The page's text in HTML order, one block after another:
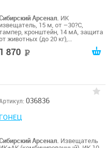
Арсенал. ИК
извещатель, 15 м, от –30?С,
кронштейн, 14 мА, защита
животных (до 20 кг),
тревоги, режим тестовых проходов
1 870
036836
ГОНЕЦ
Арсенал. Извещатель